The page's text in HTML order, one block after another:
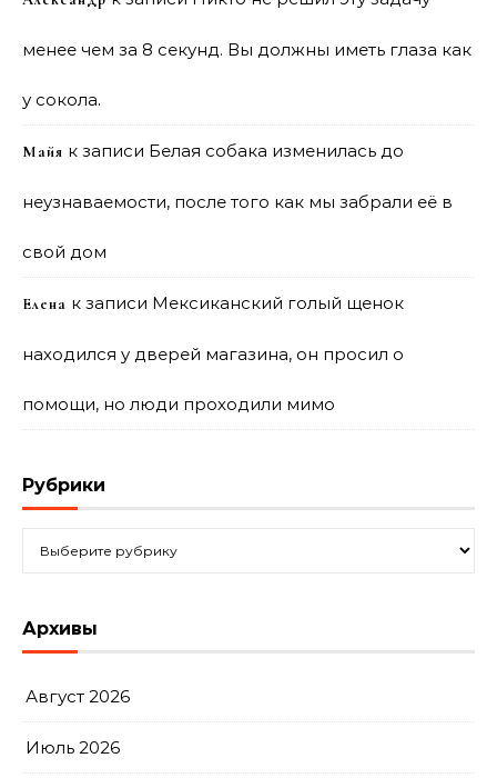
менее чем за 8 секунд. Вы должны иметь глаза как
у сокола.
Майя к записи Белая собака изменилась до
неузнаваемости, после того как мы забрали её в
свой дом
Елена к записи Мексиканский голый щенок
находился у дверей магазина, он просил о
помощи, но люди проходили мимо
Рубрики
Архивы
Август 2026
Июль 2026